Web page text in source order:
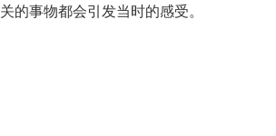
的事物都会引发当时的感受。